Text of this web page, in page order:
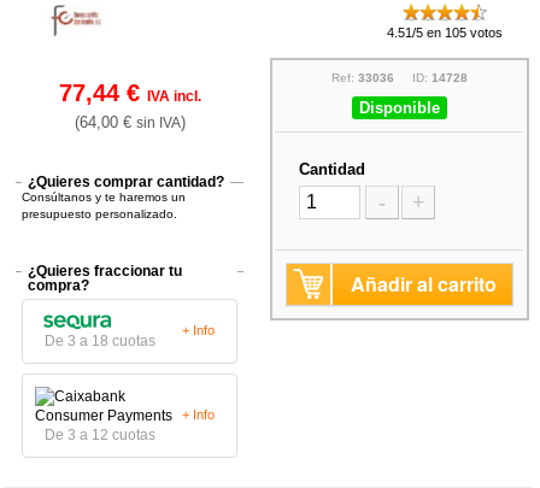
4.51/5 en 105 votos
77,44 € IVA incl.
(64,00 € sin IVA)
¿Quieres comprar cantidad?
Consúltanos y te haremos un
presupuesto personalizado.
¿Quieres fraccionar tu
compra?
De 3 a 18 cuotas
+ Info
De 3 a 12 cuotas
+ Info
Ref: 33036 ID: 14728
Disponible
Cantidad
- +
Añadir al carrito